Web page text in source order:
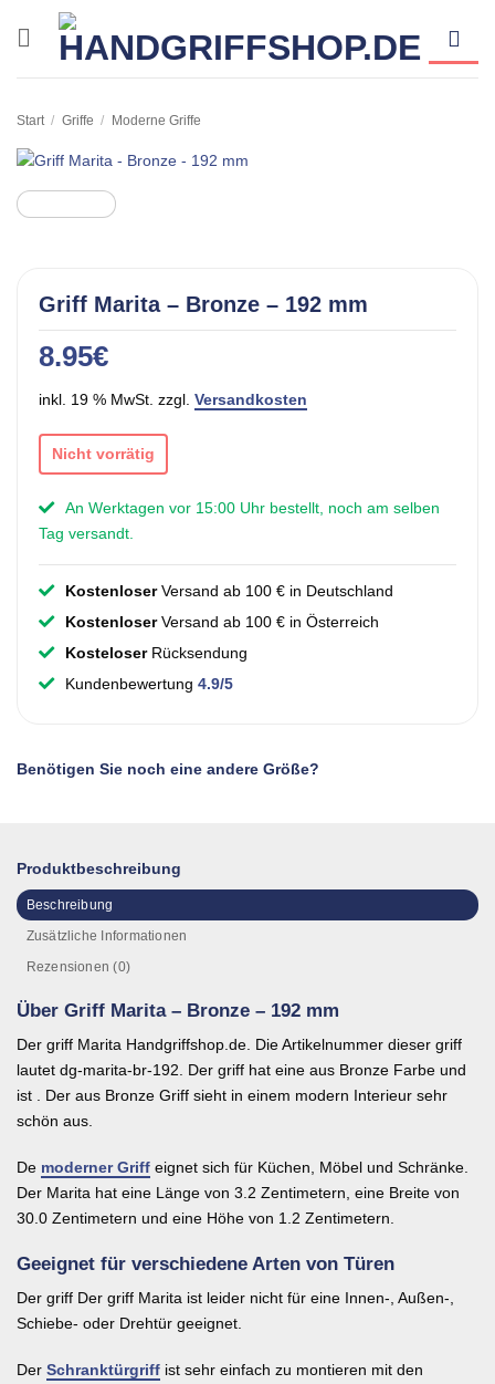
Start / Griffe / Moderne Griffe
Griff Marita – Bronze – 192 mm
8.95€
inkl. 19 % MwSt. zzgl. Versandkosten
Nicht vorrätig
An Werktagen vor 15:00 Uhr bestellt, noch am selben
Tag versandt.
KostenloserVersand ab 100 € in Deutschland
KostenloserVersand ab 100 € in Österreich
Kosteloser Rücksendung
Kundenbewertung 4.9/5
Benötigen Sie noch eine andere Größe?
Produktbeschreibung
Beschreibung
Zusätzliche Informationen
Rezensionen (0)
Über Griff Marita – Bronze – 192 mm
Der griff Marita Handgriffshop.de. Die Artikelnummer dieser griff
lautet dg-marita-br-192. Der griff hat eine aus Bronze Farbe und
ist . Der aus Bronze Griff sieht in einem modern Interieur sehr
schön aus.
De moderner Griff eignet sich für Küchen, Möbel und Schränke.
Der Marita hat eine Länge von 3.2 Zentimetern, eine Breite von
30.0 Zentimetern und eine Höhe von 1.2 Zentimetern.
Geeignet für verschiedene Arten von Türen
Der griff Der griff Marita ist leider nicht für eine Innen-, Außen-,
Schiebe- oder Drehtür geeignet.
Der Schranktürgriff ist sehr einfach zu montieren mit den